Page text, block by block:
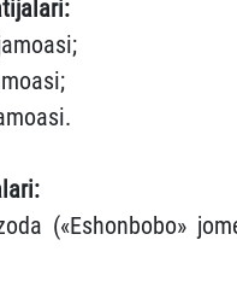
(«Eshonbobo»